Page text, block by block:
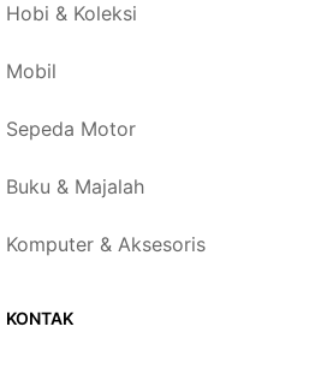
Hobi & Koleksi
Mobil
Sepeda Motor
Buku & Majalah
Komputer & Aksesoris
KONTAK